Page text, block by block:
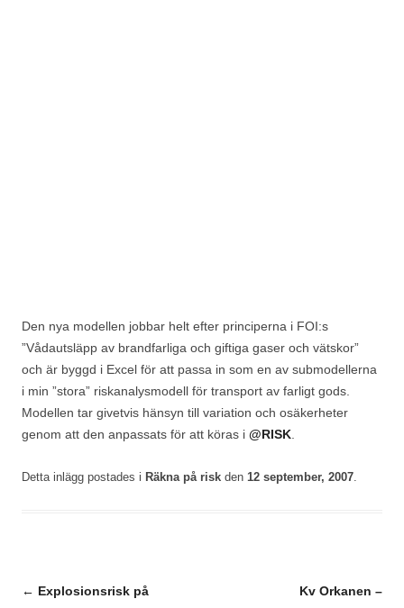
Den nya modellen jobbar helt efter principerna i FOI:s
”Vådautsläpp av brandfarliga och giftiga gaser och vätskor”
och är byggd i Excel för att passa in som en av submodellerna
i min ”stora” riskanalysmodell för transport av farligt gods.
Modellen tar givetvis hänsyn till variation och osäkerheter
genom att den anpassats för att köras i @RISK
Detta inlägg postades i Räkna på risk den 12 september, 2007.
Inläggsnavigering
← Explosionsrisk på
Kv Orkanen –